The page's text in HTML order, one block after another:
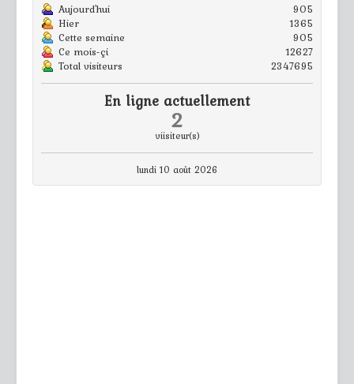
Aujourd'hui
905
Hier
1365
Cette semaine
905
Ce mois-çi
12627
Total visiteurs
2347695
En ligne actuellement
2
viisiteur(s)
lundi 10 août 2026